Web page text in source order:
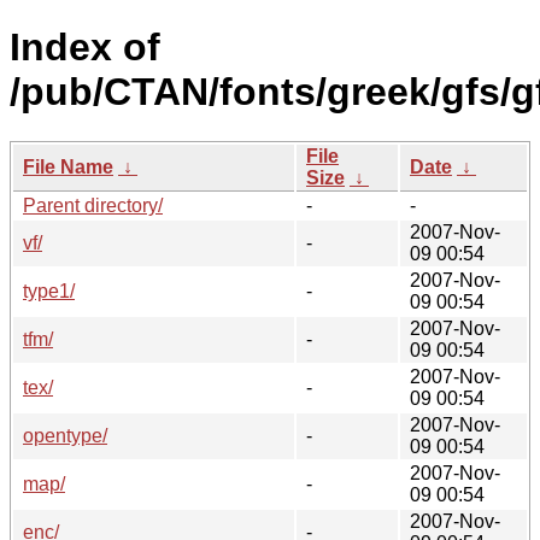
Index of
/pub/CTAN/fonts/greek/gfs/
File Name ↓
File
Size ↓
Date ↓
Parent directory/
-
-
vf/
-
2007-Nov-
09 00:54
type1/
-
2007-Nov-
09 00:54
tfm/
-
2007-Nov-
09 00:54
tex/
-
2007-Nov-
09 00:54
opentype/
-
2007-Nov-
09 00:54
map/
-
2007-Nov-
09 00:54
enc/
-
2007-Nov-